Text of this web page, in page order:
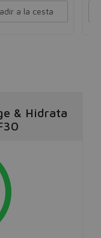
a la cesta
& Hidrata